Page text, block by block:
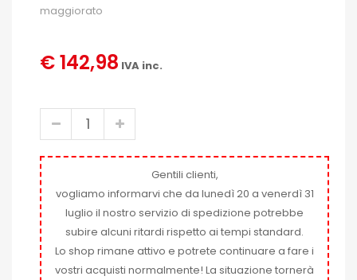
maggiorato
€ 142,98 IVA inc.
Gentili clienti,
vogliamo informarvi che da lunedì 20 a venerdì 31
luglio il nostro servizio di spedizione potrebbe
subire alcuni ritardi rispetto ai tempi standard.
Lo shop rimane attivo e potrete continuare a fare i
vostri acquisti normalmente! La situazione tornerà